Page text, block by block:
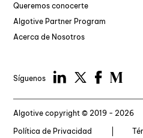
Síguenos
Queremos conocerte
Algotive Partner Program
Acerca de Nosotros
Algotive copyright © 2019 - 2026
Política de Privacidad